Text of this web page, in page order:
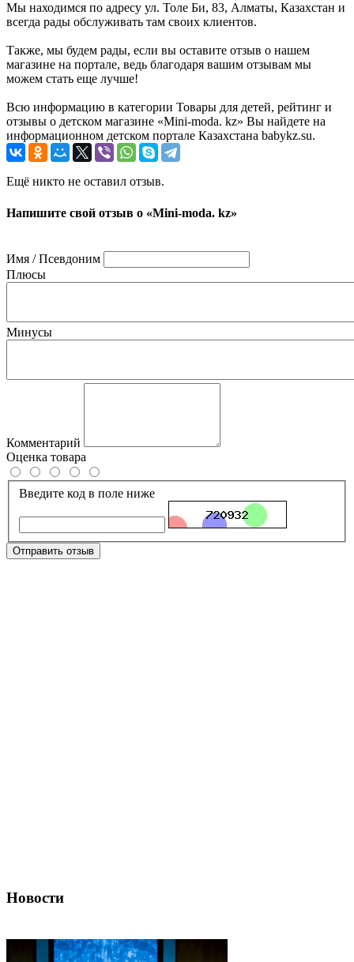
Мы находимся по адресу ул. Толе Би, 83, Алматы, Казахстан и
всегда рады обслуживать там своих клиентов.
Также, мы будем рады, если вы оставите отзыв о нашем
магазине на портале, ведь благодаря вашим отзывам мы
можем стать еще лучше!
Всю информацию в категории Товары для детей, рейтинг и
отзывы о детском магазине «Mini-moda. kz» Вы найдете на
информационном детском портале Казахстана babykz.su.
Ещё никто не оставил отзыв.
Напишите свой отзыв о «Mini-moda. kz»
Имя / Псевдоним
Плюсы
Минусы
Комментарий
Оценка товара
Введите код в поле ниже
Отправить отзыв
Новости